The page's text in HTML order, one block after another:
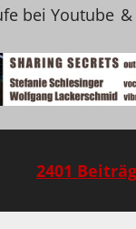
bei Youtube
2401